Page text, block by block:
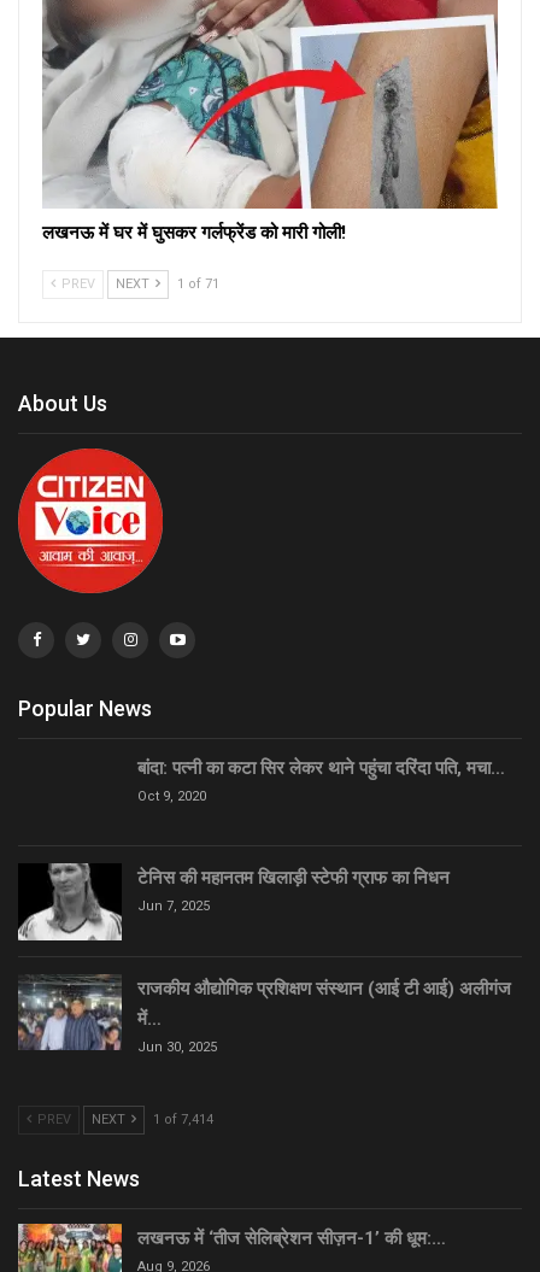
लखनऊ में घर में घुसकर गर्लफ्रेंड को मारी गोली!
PREV NEXT 1 of 71
About Us
Popular News
बांदा: पत्नी का कटा सिर लेकर थाने पहुंचा दरिंदा पति, मचा…
Oct 9, 2020
टेनिस की महानतम खिलाड़ी स्टेफी ग्राफ का निधन
Jun 7, 2025
राजकीय औद्योगिक प्रशिक्षण संस्थान (आई टी आई) अलीगंज
में…
Jun 30, 2025
PREV NEXT 1 of 7,414
Latest News
लखनऊ में ‘तीज सेलिब्रेशन सीज़न-1’ की धूम:…
Aug 9, 2026